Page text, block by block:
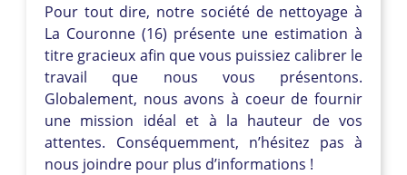
Pour tout dire, notre société de nettoyage à
La Couronne (16) présente une estimation à
titre gracieux afin que vous puissiez calibrer le
travail que nous vous présentons.
Globalement, nous avons à coeur de fournir
une mission idéal et à la hauteur de vos
attentes. Conséquemment, n’hésitez pas à
nous joindre pour plus d’informations !